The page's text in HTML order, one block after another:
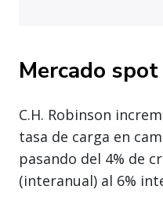
Mercado spot
C.H. Robinson
tasa de carga en
pasando del 4% de
(interanual) al 6%